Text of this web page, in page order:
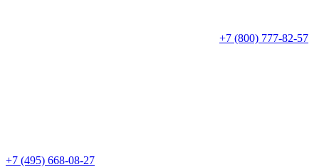
+7 (800) 777-82-57
+7 (495) 668-08-27